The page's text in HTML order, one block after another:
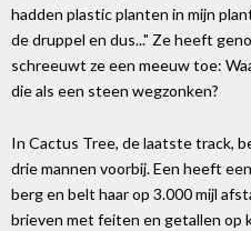
hadden plastic planten in mijn
de druppel en dus..." Ze heeft
schreeuwt ze een meeuw toe:
die als een steen wegzonken?
In Cactus Tree, de laatste track,
drie mannen voorbij. Een heeft
berg en belt haar op 3.000 mijl
brieven met feiten en getallen op